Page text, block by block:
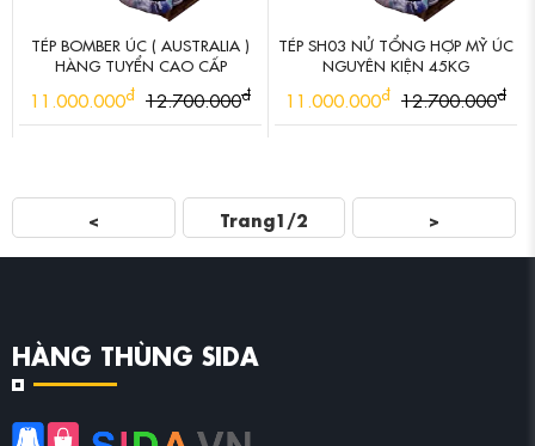
TÉP BOMBER ÚC ( AUSTRALIA )
HÀNG TUYỂN CAO CẤP
11.000.000đ 12.700.000đ
TÉP SH03 NỬ TỔNG HỢP MỸ ÚC
NGUYÊN KIỆN 45KG
11.000.000đ 12.700.000đ
< Trang1/2 >
HÀNG THÙNG SIDA